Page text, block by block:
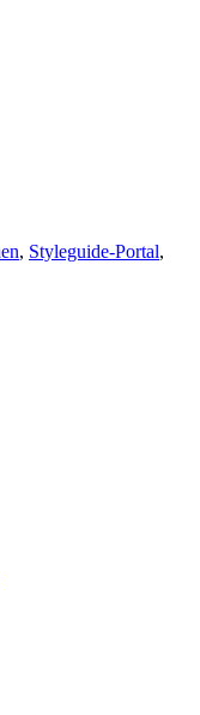
, Styleguide-Portal,